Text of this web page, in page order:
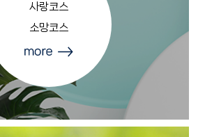
사랑코스
소망코스